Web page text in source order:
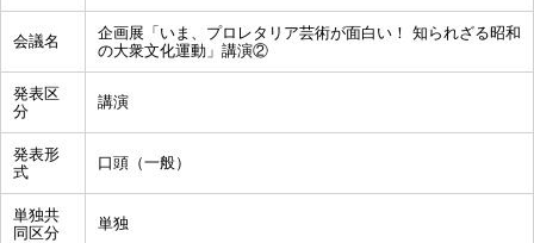
会議名
企画展「いま、プロレタリア芸術が面白い！ 知られざる昭和
の大衆文化運動」講演②
発表区
分
講演
発表形
式
口頭（一般）
単独共
同区分
単独